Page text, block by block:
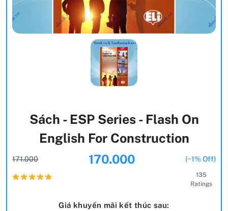
Sách - ESP Series - Flash On
English For Construction
171.000 170.000 (~1% Off)
135
Ratings
Giá khuyến mãi kết thúc sau: